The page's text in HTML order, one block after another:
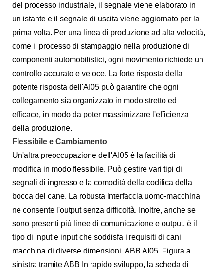
del processo industriale, il segnale viene elaborato in
un istante e il segnale di uscita viene aggiornato per la
prima volta. Per una linea di produzione ad alta velocità,
come il processo di stampaggio nella produzione di
componenti automobilistici, ogni movimento richiede un
controllo accurato e veloce. La forte risposta della
potente risposta dell'AI05 può garantire che ogni
collegamento sia organizzato in modo stretto ed
efficace, in modo da poter massimizzare l'efficienza
della produzione.
Flessibile e Cambiamento
Un'altra preoccupazione dell'AI05 è la facilità di
modifica in modo flessibile. Può gestire vari tipi di
segnali di ingresso e la comodità della codifica della
bocca del cane. La robusta interfaccia uomo-macchina
ne consente l'output senza difficoltà. Inoltre, anche se
sono presenti più linee di comunicazione e output, è il
tipo di input e input che soddisfa i requisiti di cani
macchina di diverse dimensioni. ABB AI05. Figura a
sinistra tramite ABB In rapido sviluppo, la scheda di